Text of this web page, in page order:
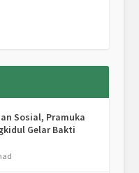
Sosial, Pramuka
Gelar Bakti